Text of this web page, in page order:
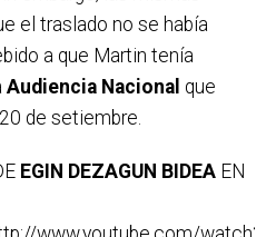
el traslado no se había
a que Martin tenía
Audiencia Nacional que
de setiembre.
EGIN DEZAGUN BIDEAEN